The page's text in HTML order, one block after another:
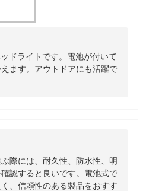
ドライトです。電池が付いて
ます。アウトドアにも活躍で
際には、耐久性、防水性、明
認すると良いです。電池式で
、信頼性のある製品をおすす